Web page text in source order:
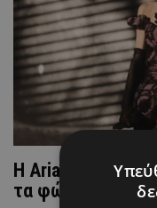
Η Ariana Grande
τα φώτα της